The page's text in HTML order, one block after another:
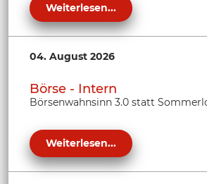
Weiterlesen...
04. August 2026
Börse - Intern
Börsenwahnsinn 3.0 statt
Weiterlesen...